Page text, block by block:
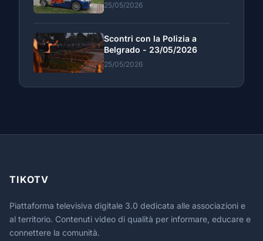
25/05/2026
Scontri con la Polizia a
Belgrado - 23/05/2026
25/05/2026
TIKOTV
Piattaforma televisiva digitale 3.0 dedicata alle associazioni e
al territorio. Contenuti video di qualità per informare, educare e
connettere la comunità.